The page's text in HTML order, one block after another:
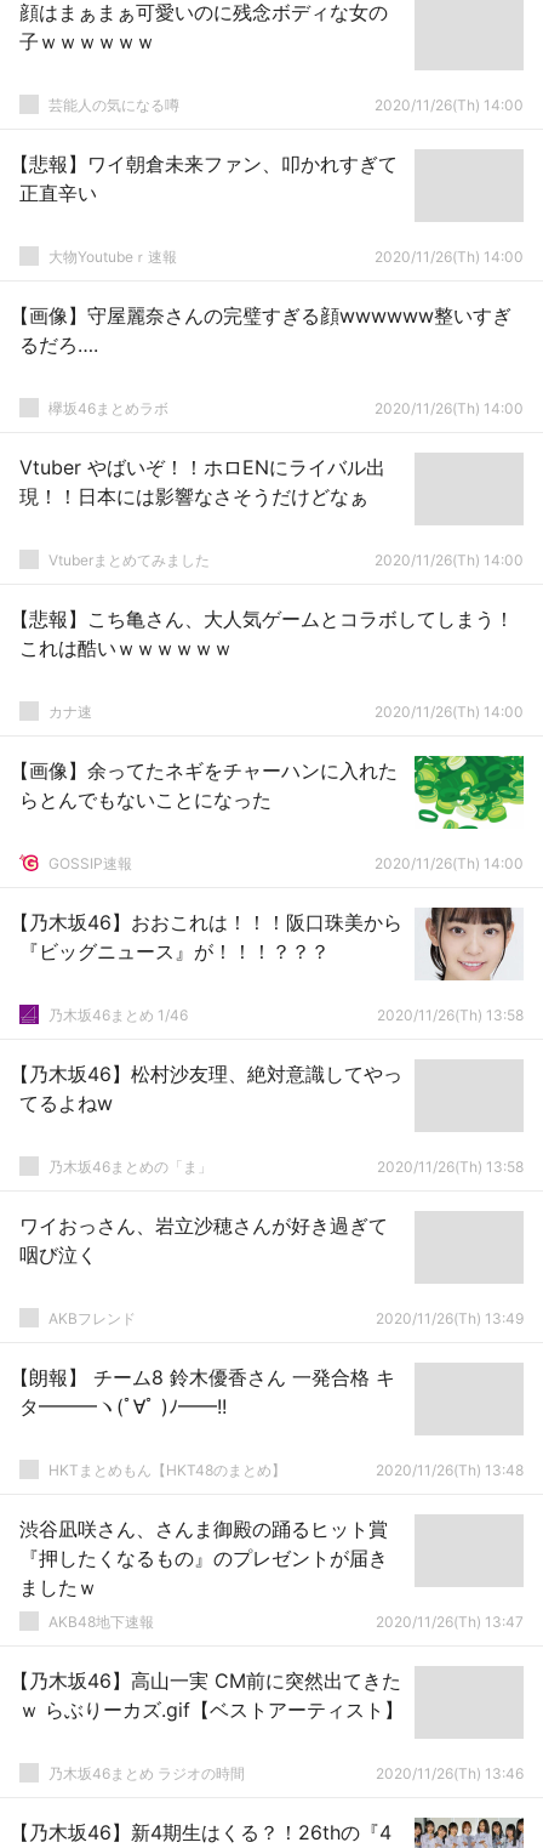
顔はまぁまぁ可愛いのに残念ボディな女の
子ｗｗｗｗｗｗ
芸能人の気になる噂 2020/11/26(Th) 14:00
【悲報】ワイ朝倉未来ファン、叩かれすぎて
正直辛い
大物Youtubeｒ速報 2020/11/26(Th) 14:00
【画像】守屋麗奈さんの完璧すぎる顔wwwwww整いすぎ
るだろ….
欅坂46まとめラボ 2020/11/26(Th) 14:00
Vtuber やばいぞ！！ホロENにライバル出
現！！日本には影響なさそうだけどなぁ
Vtuberまとめてみました 2020/11/26(Th) 14:00
【悲報】こち亀さん、大人気ゲームとコラボしてしまう！
これは酷いｗｗｗｗｗｗ
カナ速 2020/11/26(Th) 14:00
【画像】余ってたネギをチャーハンに入れた
らとんでもないことになった
GOSSIP速報 2020/11/26(Th) 14:00
【乃木坂46】おおこれは！！！阪口珠美から
『ビッグニュース』が！！！？？？
乃木坂46まとめ 1/46 2020/11/26(Th) 13:58
【乃木坂46】松村沙友理、絶対意識してやっ
てるよねw
乃木坂46まとめの「ま」 2020/11/26(Th) 13:58
ワイおっさん、岩立沙穂さんが好き過ぎて
咽び泣く
AKBフレンド 2020/11/26(Th) 13:49
【朗報】 チーム8 鈴木優香さん 一発合格 キ
タ━━━ヽ(ﾟ∀ﾟ )ﾉ━━!!
HKTまとめもん【HKT48のまとめ】 2020/11/26(Th) 13:48
渋谷凪咲さん、さんま御殿の踊るヒット賞
『押したくなるもの』のプレゼントが届き
ましたｗ
AKB48地下速報 2020/11/26(Th) 13:47
【乃木坂46】高山一実 CM前に突然出てきた
ｗ らぶりーカズ.gif【ベストアーティスト】
乃木坂46まとめ ラジオの時間 2020/11/26(Th) 13:46
【乃木坂46】新4期生はくる？！26thの『4